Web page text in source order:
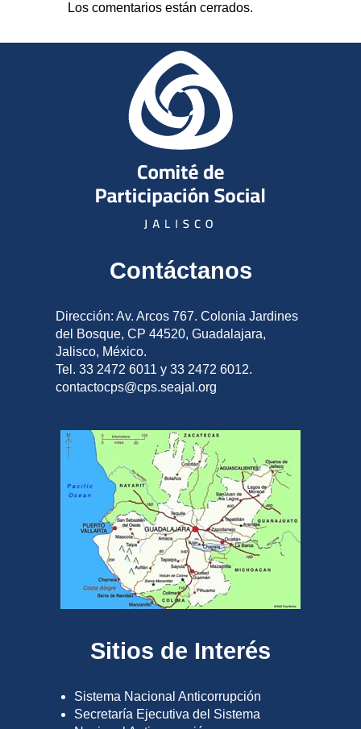
Los comentarios están cerrados.
Contáctanos
Dirección: Av. Arcos 767. Colonia Jardines
del Bosque, CP 44520, Guadalajara,
Jalisco, México.
Tel. 33 2472 6011 y 33 2472 6012.
contactocps@cps.seajal.org
Sitios de Interés
Sistema Nacional Anticorrupción
Secretaría Ejecutiva del Sistema